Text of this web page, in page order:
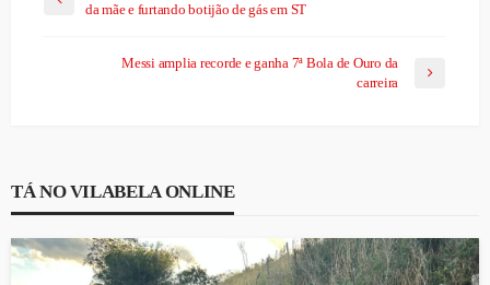
da mãe e furtando botijão de gás em ST
Messi amplia recorde e ganha 7ª Bola de Ouro da
carreira
TÁ NO VILABELA ONLINE